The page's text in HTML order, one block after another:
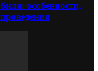
особенности,